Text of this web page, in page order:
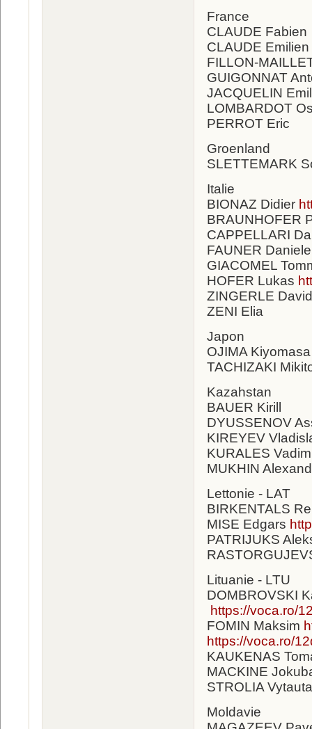
France
CLAUDE Fabien
CLAUDE Emilien
FILLON-
GUIGONNAT
JACQUELIN
LOMBARDOT
PERROT Eric
Groenland
SLETTEMARK
Italie
BIONAZ Didier
BRAUNHOFER
CAPPELLARI
FAUNER Daniele
GIACOMEL
HOFER Lukas
ZINGERLE David
ZENI Elia
Japon
OJIMA Kiyomasa
TACHIZAKI
Kazahstan
BAUER Kirill
DYUSSENOV
KIREYEV
KURALES Vadim
MUKHIN
Lettonie - LAT
BIRKENTALS
MISE Edgars
PATRIJUKS
Lituanie - LTU
DOMBROVSKI
https://voca.ro/
FOMIN Maksim
https://voca.ro/
KAUKENAS
MACKINE
STROLIA
Moldavie